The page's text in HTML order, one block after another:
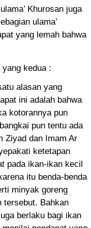
Khurosan juga
ulama’
yang lemah bahwa
yang kedua :
alasan yang
ini adalah bahwa
kotorannya pun
pun tentu ada
Ziyad dan Imam Ar
ketetapan
pada ikan-ikan kecil
itu benda-benda
minyak goreng
tersebut. Bahkan
berlaku bagi ikan